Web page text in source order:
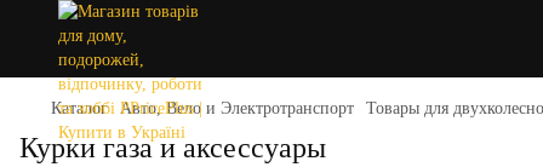
Каталог Авто, Вело и Электротранспорт Товары для
Курки газа и аксессуары